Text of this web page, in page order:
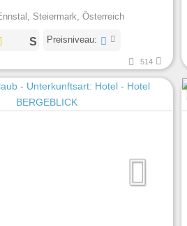
Steiermark, Österreich
Preisniveau:
514